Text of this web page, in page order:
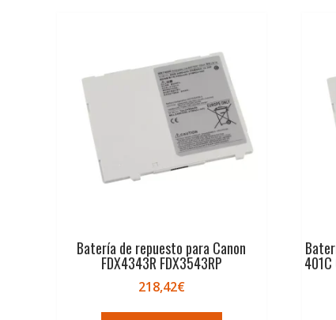
Batería de repuesto para Canon
FDX4343R FDX3543RP
218,42€
401C